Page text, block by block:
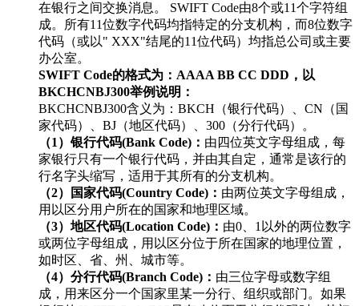
在银行之间交换消息。 SWIFT Code由8个或11个字符组
成。所有11位数字代码均指特定的分支机构，而8位数字
代码（或以" XXX"结尾的11位代码）均指总公司或主要
办公室。
SWIFT Code的格式为：AAAA BB CC DDD，以
BKCHCNBJ300举例说明：
BKCHCNBJ300含义为：BKCH（银行代码）、CN（国
家代码）、BJ（地区代码）、300（分行代码）。
（1）银行代码(Bank Code)： 由四位英文字母组成，每
家银行只有一个银行代码，并由其自定，通常是该行的
行名字头缩写，适用于其所有的分支机构。
（2）国家代码(Country Code)： 由两位英文字母组成，
用以区分用户所在的国家和地理区域。
（3）地区代码(Location Code)： 由0、1以外的两位数字
或两位字母组成，用以区分位于所在国家的地理位置，
如时区、省、州、城市等。
（4）分行代码(Branch Code)： 由三位字母或数字组
成，用来区分一个国家里某一分行、组织或部门。如果